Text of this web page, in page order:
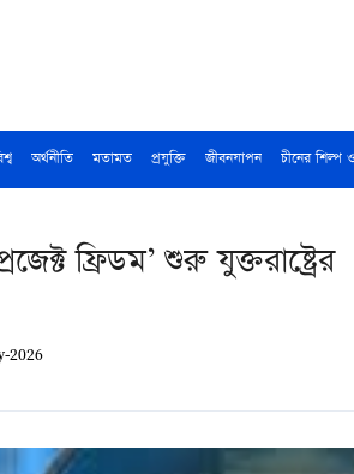
অর্থনীতি মতামত প্রযুক্তি জীবনযাপন চীনের শিল্প
ফ্রিডম’ শুরু যুক্তরাষ্ট্রের
2026